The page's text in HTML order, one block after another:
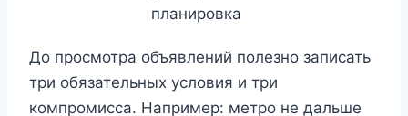
планировка
До просмотра объявлений полезно записать
три обязательных условия и три
компромисса. Например: метро не дальше